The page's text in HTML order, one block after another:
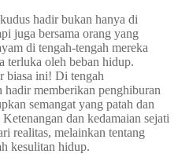
hadir bukan hanya di
juga bersama orang yang
di tengah-tengah mereka
terluka oleh beban hidup.
biasa ini! Di tengah
hadir memberikan penghiburan
semangat yang patah dan
dan kedamaian sejati
realitas, melainkan tentang
kesulitan hidup.